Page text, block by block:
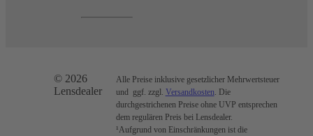
© 2026
Lensdealer
Alle Preise inklusive gesetzlicher Mehrwertsteuer
und ggf. zzgl. Versandkosten. Die
durchgestrichenen Preise ohne UVP entsprechen
dem regulären Preis bei Lensdealer.
¹Aufgrund von Einschränkungen ist die